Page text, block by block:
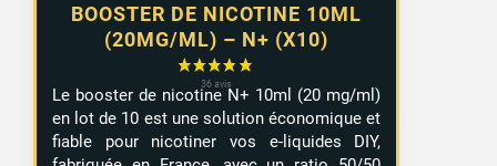
BOOSTER DE NICOTINE 10ML
(20MG/ML) – N+ (X10)
Le booster de nicotine N+ 10ml (20 mg/ml)
en lot de 10 est une solution économique et
fiable pour nicotiner vos e-liquides DIY,